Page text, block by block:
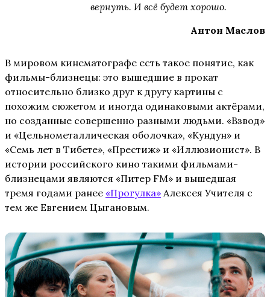
вернуть. И всё будет хорошо.
Антон Маслов
В мировом кинематографе есть такое понятие, как
фильмы-близнецы: это вышедшие в прокат
относительно близко друг к другу картины с
похожим сюжетом и иногда одинаковыми актёрами,
но созданные совершенно разными людьми. «Взвод»
и «Цельнометаллическая оболочка», «Кундун» и
«Семь лет в Тибете», «Престиж» и «Иллюзионист». В
истории российского кино такими фильмами-
близнецами являются «Питер FM» и вышедшая
тремя годами ранее «Прогулка» Алексея Учителя с
тем же Евгением Цыгановым.